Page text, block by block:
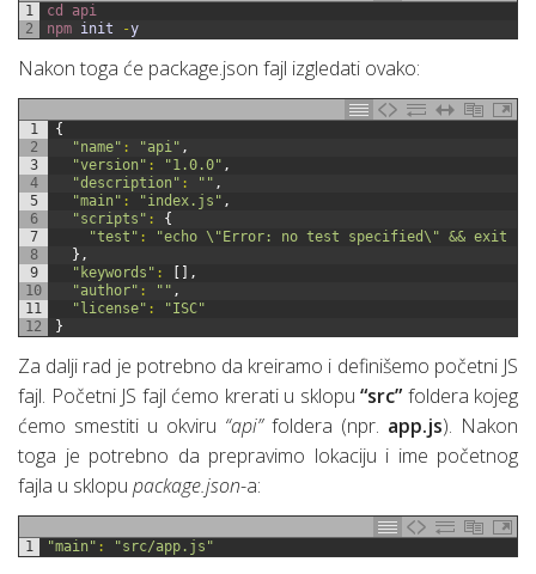
1
2
cd api
npm init -y
Nakon toga će package.json fajl izgledati ovako:
1
2
3
4
5
6
7
8
9
10
11
12
{
"name" : "api" ,
"version" : "1.0.0" ,
"description" : "" ,
"main" : "index.js" ,
"scripts" :
{
"test" :
"echo \"Error: no test specified\" && exit 1"
} ,
"keywords" : [ ] ,
"author" : "" ,
"license" :
"ISC"
}
Za dalji rad je potrebno da kreiramo i definišemo početni JS
fajl. Početni JS fajl ćemo krerati u sklopu “src” foldera kojeg
ćemo smestiti u okviru “api”foldera (npr. app.js). Nakon
toga je potrebno da prepravimo lokaciju i ime početnog
fajla u sklopu package.json-a:
1 "main" : "src/app.js"